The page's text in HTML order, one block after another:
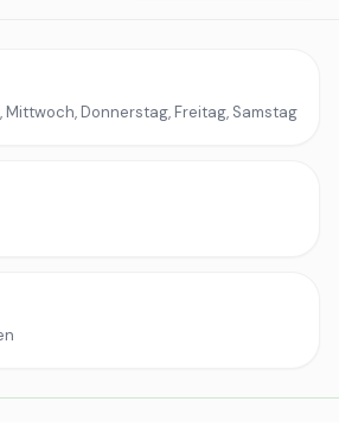
Mittwoch, Donnerstag, Freitag, Samstag